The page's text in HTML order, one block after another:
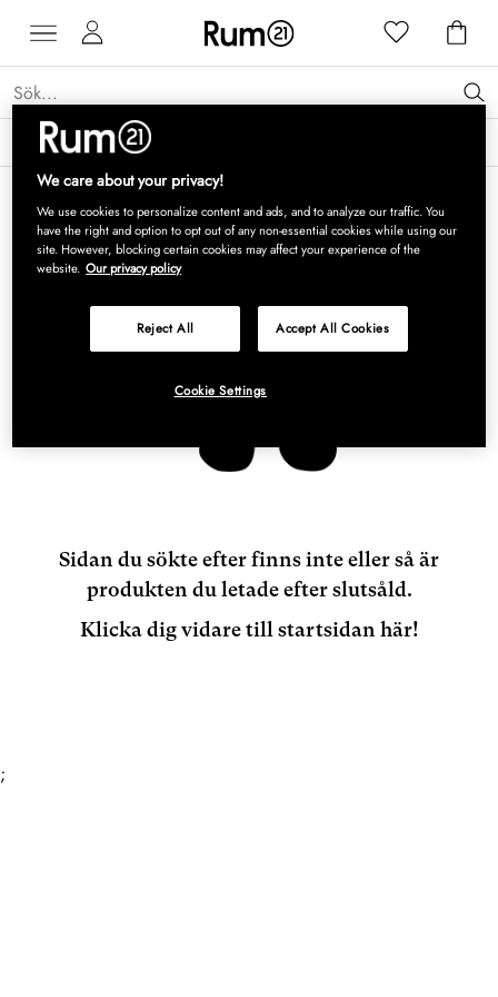
Få 15 % rabatt på Grythyttan Stålmöbler* →
Sidan du sökte efter finns inte eller så är
produkten du letade efter slutsåld.
Klicka dig vidare till startsidan här!
;
We care about your privacy!
We use cookies to personalize content and ads, and to analyze our traffic. You
have the right and option to opt out of any non-essential cookies while using our
site. However, blocking certain cookies may affect your experience of the
website. Our privacy policy
Reject All Accept All Cookies
Cookie Settings